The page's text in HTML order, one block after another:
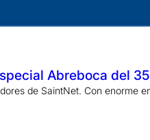
Abreboca del
de SaintNet. Con enorme